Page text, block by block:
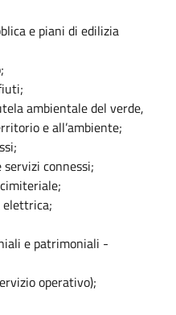
e piani di edilizia
ambientale del verde,
e all’ambiente;
connessi;
elettrica;
e patrimoniali -
operativo);